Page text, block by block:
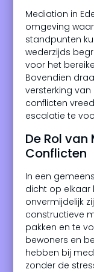
Mediation in
omgeving
standpunten
wederzijds
voor het
Bovendien
versterking
conflicten
escalatie te
De Rol
Conflicten
In een
dicht op elkaar
onvermijdelijk
constructieve
pakken en te
bewoners en
hebben bij
zonder de